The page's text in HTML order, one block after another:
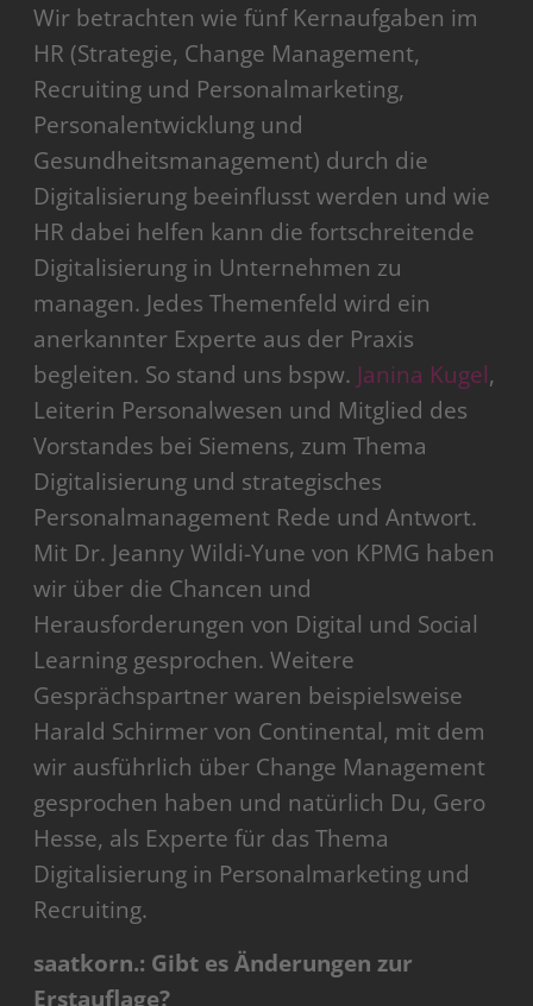
Wir betrachten wie fünf Kernaufgaben im
HR (Strategie, Change Management,
Recruiting und Personalmarketing,
Personalentwicklung und
Gesundheitsmanagement) durch die
Digitalisierung beeinflusst werden und wie
HR dabei helfen kann die fortschreitende
Digitalisierung in Unternehmen zu
managen. Jedes Themenfeld wird ein
anerkannter Experte aus der Praxis
begleiten. So stand uns bspw. Janina Kugel,
Leiterin Personalwesen und Mitglied des
Vorstandes bei Siemens, zum Thema
Digitalisierung und strategisches
Personalmanagement Rede und Antwort.
Mit Dr. Jeanny Wildi-Yune von KPMG haben
wir über die Chancen und
Herausforderungen von Digital und Social
Learning gesprochen. Weitere
Gesprächspartner waren beispielsweise
Harald Schirmer von Continental, mit dem
wir ausführlich über Change Management
gesprochen haben und natürlich Du, Gero
Hesse, als Experte für das Thema
Digitalisierung in Personalmarketing und
Recruiting.
saatkorn.: Gibt es Änderungen zur
Erstauflage?